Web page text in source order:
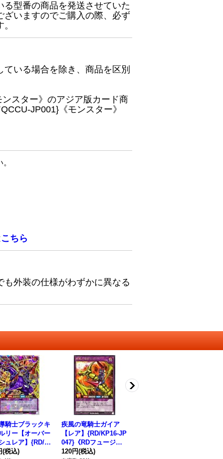
型番の商品を発送させていた
ざいますのでご購入の際、必ず
いる場合を除き、商品を区別
スター》のアジア版カード商
JP001}《モンスター》
こちら
外装の仕様がわずかに異なる
騎士ブラックキ
リー【オーバー
ュレア】{RD/5
《RDフュ
(税込)
疾風の竜騎士ガイア
【レア】{RD/KP16-JP
047}《RDフュージョ
ン》
120円(税込)